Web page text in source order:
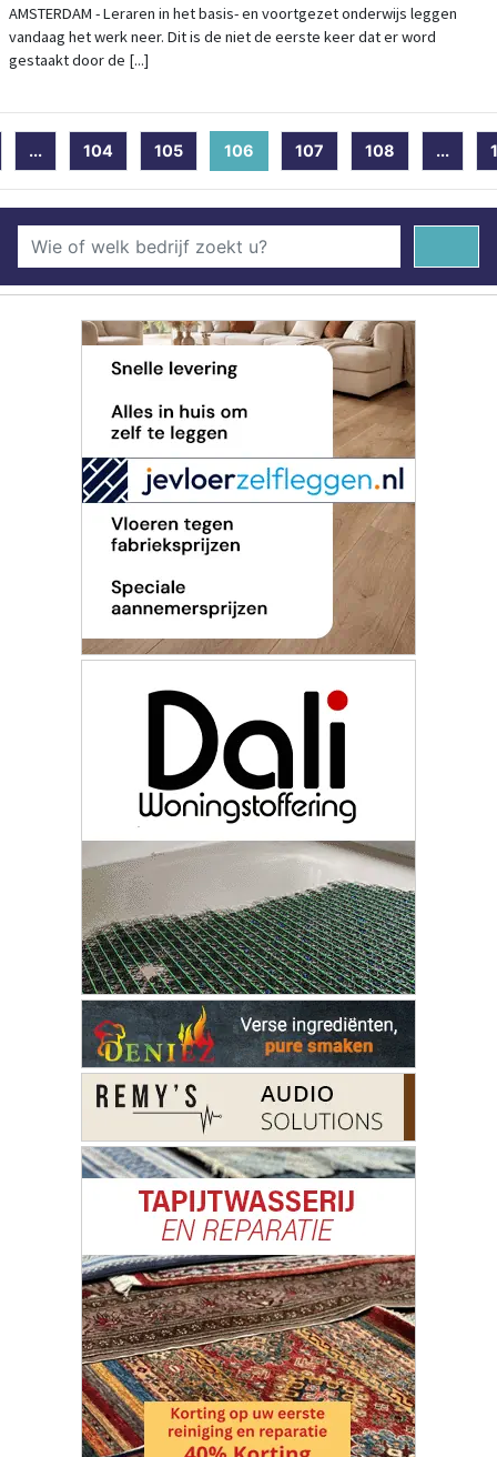
AMSTERDAM - Leraren in het basis- en voortgezet onderwijs leggen
vandaag het werk neer. Dit is de niet de eerste keer dat er word
gestaakt door de [...]
... 104 105 106 (current)
107 108 ...